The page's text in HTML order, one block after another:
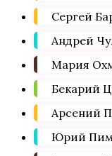
Сергей
Андрей
Мария
Бекарий
Арсений
Юрий